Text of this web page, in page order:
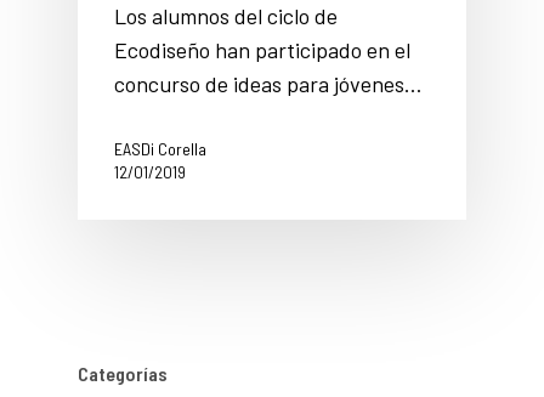
Los alumnos del ciclo de
Ecodiseño han participado en el
concurso de ideas para jóvenes…
EASDi Corella
12/01/2019
Categorías